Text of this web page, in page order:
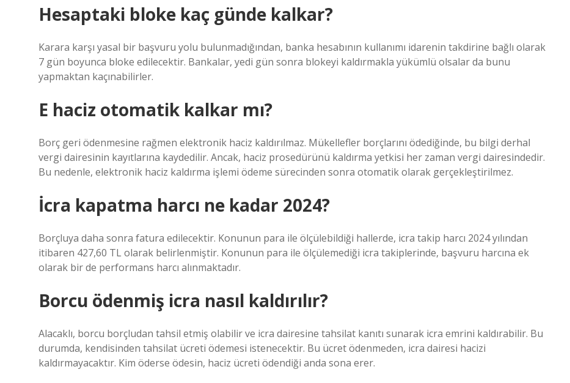
Hesaptaki bloke kaç günde kalkar?
Karara karşı yasal bir başvuru yolu bulunmadığından, banka hesabının kullanımı idarenin takdirine bağlı olarak
7 gün boyunca bloke edilecektir. Bankalar, yedi gün sonra blokeyi kaldırmakla yükümlü olsalar da bunu
yapmaktan kaçınabilirler.
E haciz otomatik kalkar mı?
Borç geri ödenmesine rağmen elektronik haciz kaldırılmaz. Mükellefler borçlarını ödediğinde, bu bilgi derhal
vergi dairesinin kayıtlarına kaydedilir. Ancak, haciz prosedürünü kaldırma yetkisi her zaman vergi dairesindedir.
Bu nedenle, elektronik haciz kaldırma işlemi ödeme sürecinden sonra otomatik olarak gerçekleştirilmez.
İcra kapatma harcı ne kadar 2024?
Borçluya daha sonra fatura edilecektir. Konunun para ile ölçülebildiği hallerde, icra takip harcı 2024 yılından
itibaren 427,60 TL olarak belirlenmiştir. Konunun para ile ölçülemediği icra takiplerinde, başvuru harcına ek
olarak bir de performans harcı alınmaktadır.
Borcu ödenmiş icra nasıl kaldırılır?
Alacaklı, borcu borçludan tahsil etmiş olabilir ve icra dairesine tahsilat kanıtı sunarak icra emrini kaldırabilir. Bu
durumda, kendisinden tahsilat ücreti ödemesi istenecektir. Bu ücret ödenmeden, icra dairesi hacizi
kaldırmayacaktır. Kim öderse ödesin, haciz ücreti ödendiği anda sona erer.